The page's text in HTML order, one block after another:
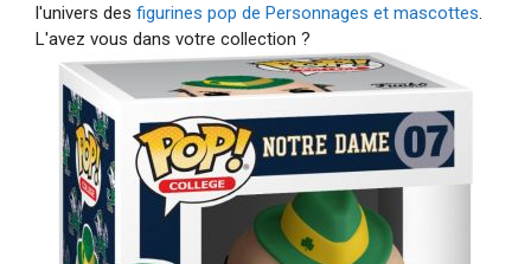
l'univers des figurines pop de Personnages et mascottes.
L'avez vous dans votre collection ?